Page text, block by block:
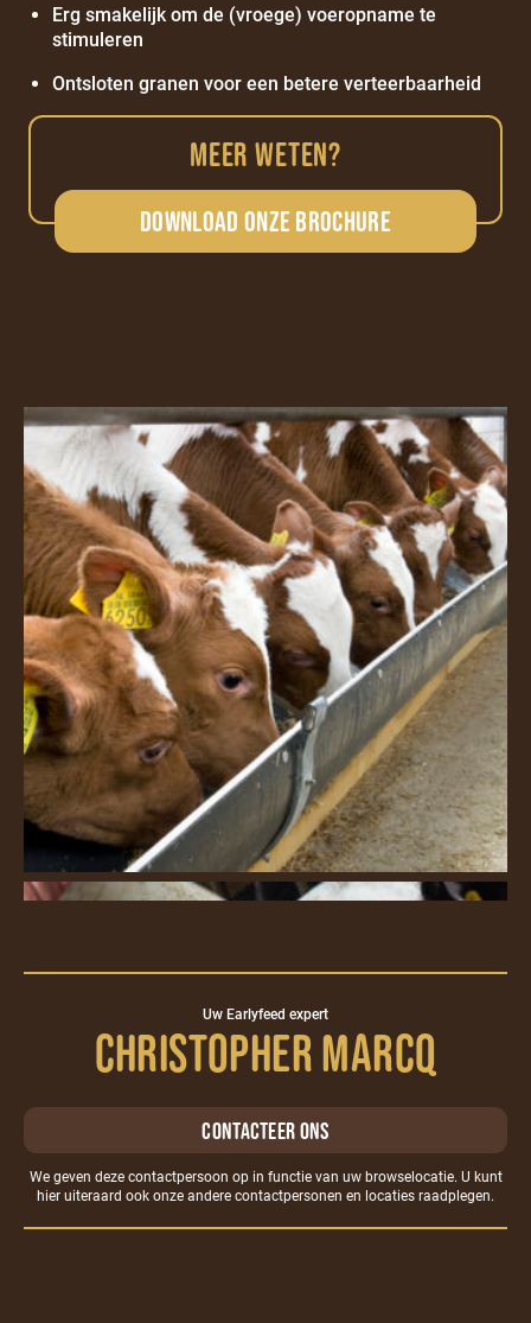
Erg smakelijk om de (vroege) voeropname te
stimuleren
Ontsloten granen voor een betere verteerbaarheid
MEER WETEN?
Download onze brochure
Uw Earlyfeed expert
Christopher Marcq
Contacteer ons
We geven deze contactpersoon op in functie van uw browselocatie. U kunt
hier uiteraard ook onze andere contactpersonen en locaties raadplegen.